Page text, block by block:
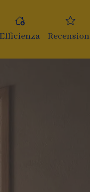
Efficienza